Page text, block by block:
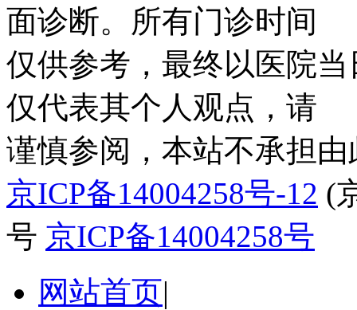
面诊断。所有门诊时间
仅供参考，最终以医院
仅代表其个人观点，请
谨慎参阅，本站不承担
京ICP备14004258号-12 (
号 京ICP备14004258号
网站首页|